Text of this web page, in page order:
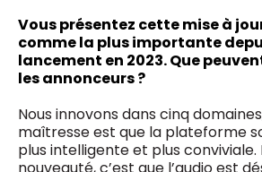
Vous présentez cette mise à
comme la plus importante
lancement en 2023. Que
les annonceurs ?
Nous innovons dans cinq
maîtresse est que la plateforme
plus intelligente et plus conviviale.